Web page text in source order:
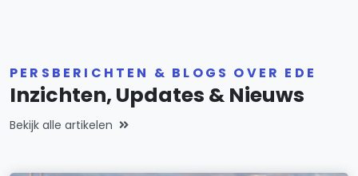
PERSBERICHTEN & BLOGS OVER EDE
Inzichten, Updates & Nieuws
Bekijk alle artikelen